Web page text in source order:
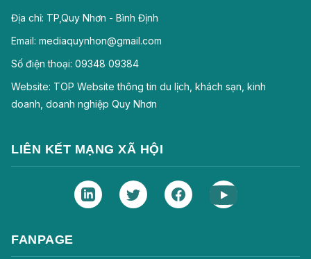
Địa chỉ: TP,Quy Nhơn - Bình Định
Email: mediaquynhon@gmail.com
Số điện thoại: 09348 09384
Website: TOP Website thông tin du lịch, khách sạn, kinh
doanh, doanh nghiệp Quy Nhơn
LIÊN KẾT MẠNG XÃ HỘI
FANPAGE